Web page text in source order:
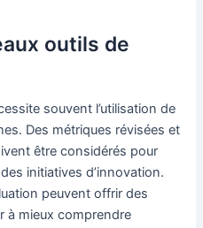
outils de
souvent l’utilisation de
Des métriques révisées et
être considérés pour
initiatives d’innovation.
peuvent offrir des
à mieux comprendre